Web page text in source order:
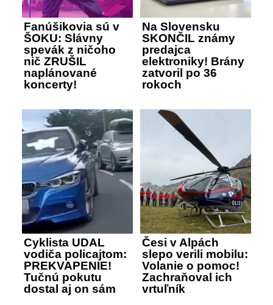
Fanúšikovia sú v
ŠOKU: Slávny
spevák z ničoho
nič ZRUŠIL
naplánované
koncerty!
Na Slovensku
SKONČIL známy
predajca
elektroniky! Brány
zatvoril po 36
rokoch
Cyklista UDAL
vodiča policajtom:
PREKVAPENIE!
Tučnú pokutu
dostal aj on sám
Česi v Alpách
slepo verili mobilu:
Volanie o pomoc!
Zachraňoval ich
vrtuľník